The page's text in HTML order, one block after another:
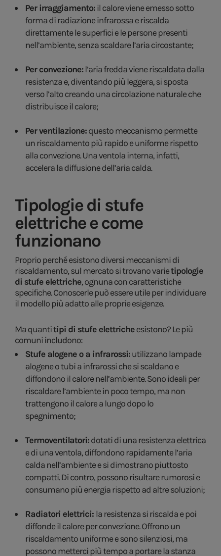
Per irraggiamento: il calore viene emesso sotto
forma di radiazione infrarossa e riscalda
direttamente le superfici e le persone presenti
nell’ambiente, senza scaldare l’aria circostante;
Per convezione: l’aria fredda viene riscaldata dalla
resistenza e, diventando più leggera, si sposta
verso l’alto creando una circolazione naturale che
distribuisce il calore;
Per ventilazione:questo meccanismo permette
un riscaldamento più rapido e uniforme rispetto
alla convezione. Una ventola interna, infatti,
accelera la diffusione dell’aria calda.
Tipologie di stufe
elettriche e come
funzionano
Proprio perché esistono diversi meccanismi di
riscaldamento, sul mercato si trovano varietipologie
di stufe elettriche, ognuna con caratteristiche
specifiche. Conoscerle può essere utile per individuare
il modello più adatto alle proprie esigenze.
Ma quantitipi di stufe elettricheesistono? Le più
comuni includono:
Stufe alogene o a infrarossi:utilizzano lampade
alogene o tubi a infrarossi che si scaldano e
diffondono il calore nell’ambiente. Sono ideali per
riscaldare l’ambiente in poco tempo, ma non
trattengono il calore a lungo dopo lo
spegnimento;
Termoventilatori:dotati di una resistenza elettrica
e di una ventola, diffondono rapidamente l’aria
calda nell’ambiente e si dimostrano piuttosto
compatti. Di contro, possono risultare rumorosi e
consumano più energia rispetto ad altre soluzioni;
Radiatori elettrici: la resistenza si riscalda e poi
diffonde il calore per convezione. Offrono un
riscaldamento uniforme e sono silenziosi, ma
possono metterci più tempo a portare la stanza